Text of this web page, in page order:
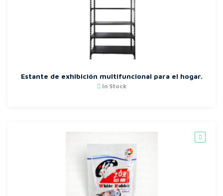
Estante de exhibición multifuncional para el hogar.
In Stock